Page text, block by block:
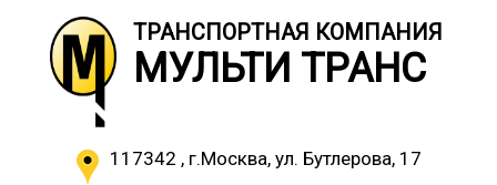
ТРАНСПОРТНАЯ КОМПАНИЯ
МУЛЬТИ ТРАНС
117342 , г.Москва, ул. Бутлерова, 17